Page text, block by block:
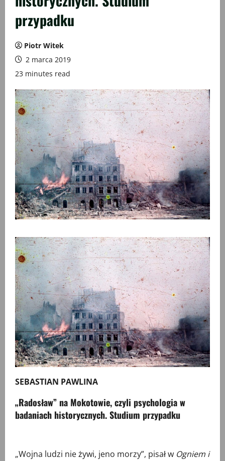
przypadku
Piotr Witek
2 marca 2019
23 minutes read
SEBASTIAN PAWLINA
„Radosław” na Mokotowie, czyli psychologia w
badaniach historycznych. Studium przypadku
„Wojna ludzi nie żywi, jeno morzy”, pisał w Ogniem i